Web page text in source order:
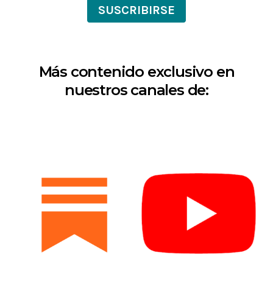
SUSCRIBIRSE
Más contenido exclusivo en
nuestros canales de: